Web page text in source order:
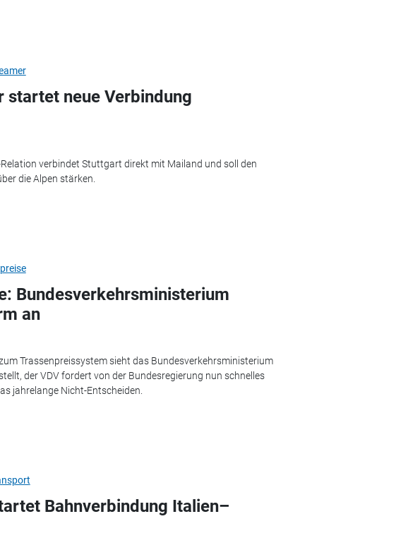
startet neue Verbindung
verbindet Stuttgart direkt mit Mailand und soll den
die Alpen stärken.
Bundesverkehrsministerium
an
Trassenpreissystem sieht das Bundesverkehrsministerium
der VDV fordert von der Bundesregierung nun schnelles
jahrelange Nicht-Entscheiden.
Bahnverbindung Italien–